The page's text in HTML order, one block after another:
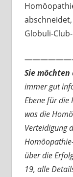
Globuli-
Sie
immer gut
Ebene für die
was die
Verteidigung
über die
19, alle